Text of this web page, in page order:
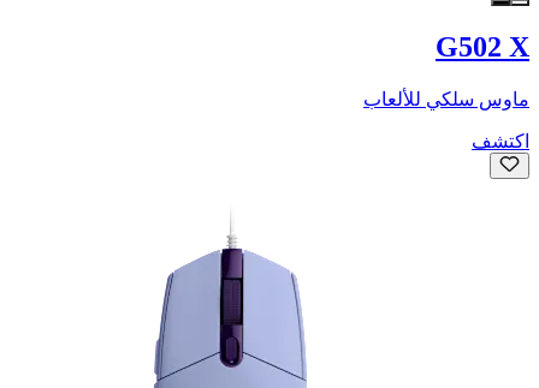
G502 X
ماوس سلكي للألعاب
اكتشف